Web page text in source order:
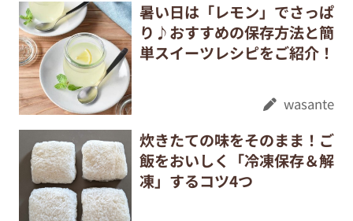
暑い日は「レモン」でさっぱ
り♪おすすめの保存方法と簡
単スイーツレシピをご紹介！
wasante
炊きたての味をそのまま！ご
飯をおいしく「冷凍保存＆解
凍」するコツ4つ